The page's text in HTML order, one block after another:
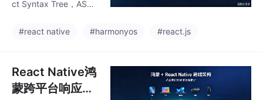
发 SyntaxError 异常。
thon
t Native鸿蒙跨
生命周期需要稳
态持有
ct Syntax Tree，AS
字节码。这是对源代码
t 模块，可以得到对Pyt
hon 语法的处理过程。
利用带有 ast.PyCF_ON
#react native #harmonyos #react.js
React Native鸿
蒙跨平台响应式